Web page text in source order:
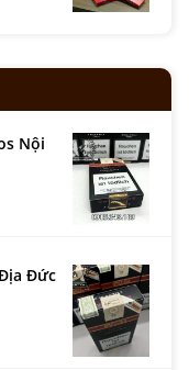
Nội
Đức